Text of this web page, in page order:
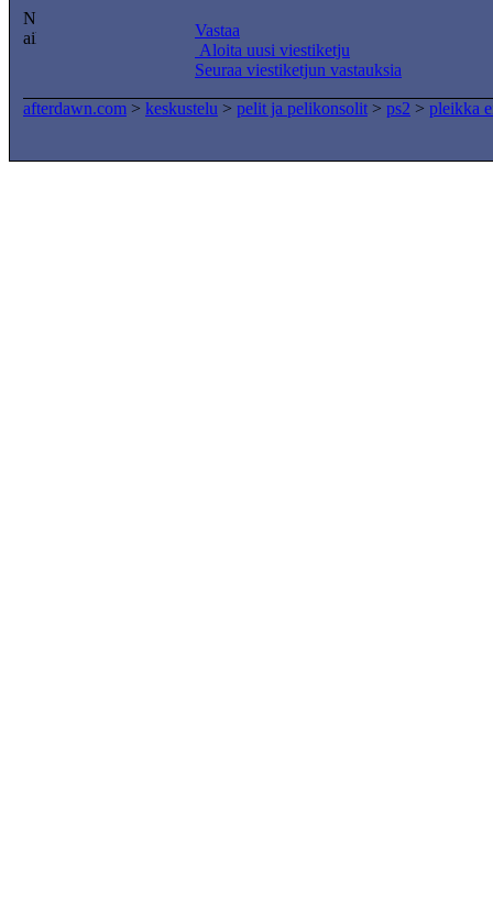
Vastaa
Aloita uusi viestiketju
Seuraa viestiketjun vastauksia
afterdawn.com > keskustelu > pelit ja pelikonsolit > ps2 > pleikka